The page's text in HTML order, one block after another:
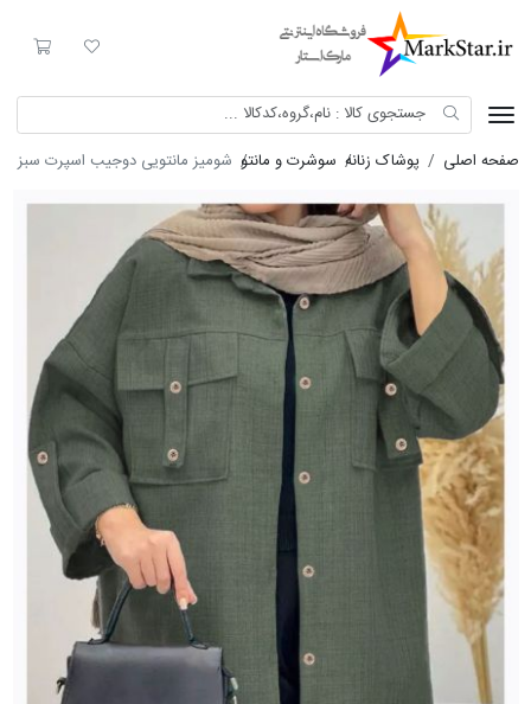
لیست مورد
سبد
صفحه اصلی پوشاک زنانه سوشرت و مانتو شومیز مانتویی دوجیب اسپرت سبز 8416